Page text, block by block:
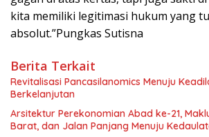
kita memiliki legitimasi hukum yang
absolut.”Pungkas Sutisna
Berita Terkait
Revitalisasi Pancasilanomics Menuju
Berkelanjutan
Arsitektur Perekonomian Abad ke-21,
Barat, dan Jalan Panjang Menuju